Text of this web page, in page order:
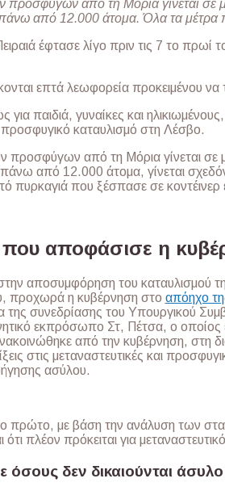
προσφύγων από τη Μόρια γίνεται
πάνω από 12.000 άτομα. Όλα τα
έφτασε λίγο πριν τις 7 το
επτά λεωφορεία προκειμένου
για παιδιά, γυναίκες και
καταυλισμό στη Λέσβο.
προσφύγων από τη Μόρια γίνεται
πάνω από 12.000 άτομα, γίνεται
πυρκαγιά που ξέσπασε σε
που αποφάσισε η
αποσυμφόρηση του καταυλισμού
προχωρά η κυβέρνηση στο απόηχο
της συνεδρίασης του Υπουργικού
εκπρόσωπο Στ, Πέτσα, ο οποίος
από την κυβέρνηση, στη
στις μεταναστευτικές και
ασύλου.
πρώτο, με βάση την ανάλυση των
ότι πλέον πρόκειται για
όσους δεν δικαιούνται άσυλο